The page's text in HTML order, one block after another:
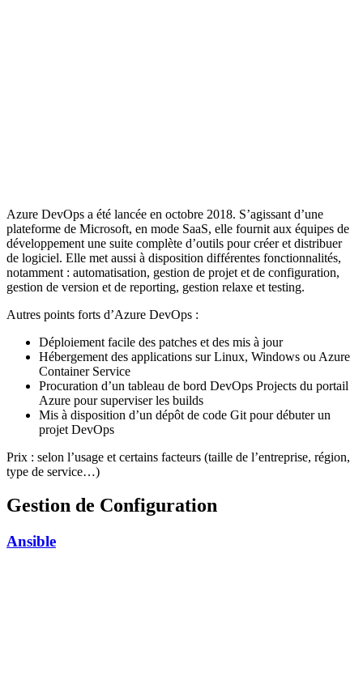
Azure DevOps a été lancée en octobre 2018. S’agissant d’une
plateforme de Microsoft, en mode SaaS, elle fournit aux équipes de
développement une suite complète d’outils pour créer et distribuer
de logiciel. Elle met aussi à disposition différentes fonctionnalités,
notamment : automatisation, gestion de projet et de configuration,
gestion de version et de reporting, gestion relaxe et testing.
Autres points forts d’Azure DevOps :
Déploiement facile des patches et des mis à jour
Hébergement des applications sur Linux, Windows ou Azure
Container Service
Procuration d’un tableau de bord DevOps Projects du portail
Azure pour superviser les builds
Mis à disposition d’un dépôt de code Git pour débuter un
projet DevOps
Prix : selon l’usage et certains facteurs (taille de l’entreprise, région,
type de service…)
Gestion de Configuration
Ansible